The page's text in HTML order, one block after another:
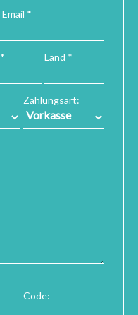
*
Land *
Zahlungsart:
Code: